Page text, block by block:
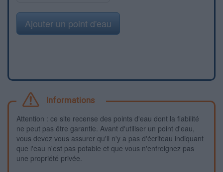
Ajouter un point d'eau
Informations
Attention : ce site recense des points d'eau dont la fiabilité
ne peut pas être garantie. Avant d'utiliser un point d'eau,
vous devez vous assurer qu'il n'y a pas d'écriteau indiquant
que l'eau n'est pas potable et que vous n'enfreignez pas
une propriété privée.